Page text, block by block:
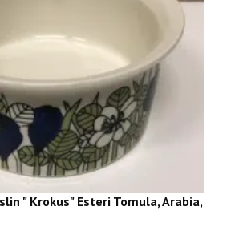
" Krokus" Esteri Tomula, Arabia,